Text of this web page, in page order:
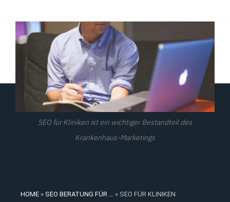
SEO für Kliniken ist ein wichtiger Bestandteil des
Krankenhaus-Marketings
HOME » SEO BERATUNG FÜR … » SEO FÜR KLINIKEN